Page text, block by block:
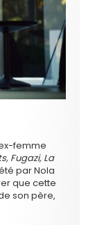
femme
Fugazi, La
par Nola
que cette
son père,